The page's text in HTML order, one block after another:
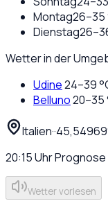
Montag26–35
Dienstag26–
Wetter in der
Udine24–39
Belluno20–35
Italien··45,54969
20:15UhrPrognose
Wetter vorlesen